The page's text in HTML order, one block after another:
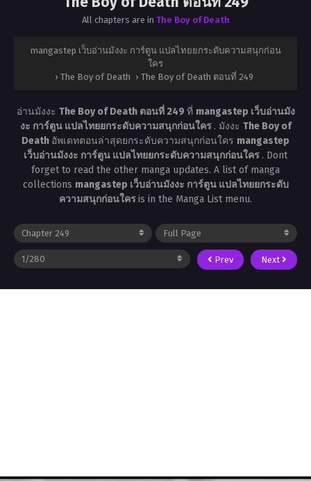
All chapters are in The Boy of Death
mangastep เว็บอ่านมังงะ การ์ตูน แปลไทยยกระดับความสนุกก่อน
ใคร
› The Boy of Death › The Boy of Death ตอนที่ 249
อ่านมังงะ The Boy of Death ตอนที่ 249 ที่ mangastep เว็บอ่านมัง
งะ การ์ตูน แปลไทยยกระดับความสนุกก่อนใคร . มังงะ The Boy of
Death อัพเดทตอนล่าสุดยกระดับความสนุกก่อนใคร mangastep
เว็บอ่านมังงะ การ์ตูน แปลไทยยกระดับความสนุกก่อนใคร . Dont
forget to read the other manga updates. A list of manga
collections mangastep เว็บอ่านมังงะ การ์ตูน แปลไทยยกระดับ
ความสนุกก่อนใครis in the Manga List menu.
Prev Next